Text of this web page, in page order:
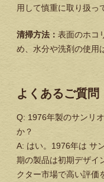
用して慎重に取り扱っ
清掃方法： 表面のホコ
め、水分や洗剤の使用
よくあるご質問
Q: 1976年製のサンリ
か？
A: はい。1976年は サ
期の製品は初期デザイ
クター市場で高い評価